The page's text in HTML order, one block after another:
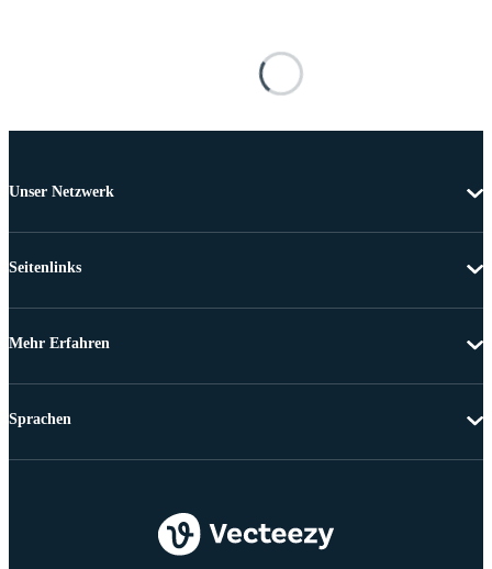
Unser Netzwerk
Seitenlinks
Mehr Erfahren
Sprachen